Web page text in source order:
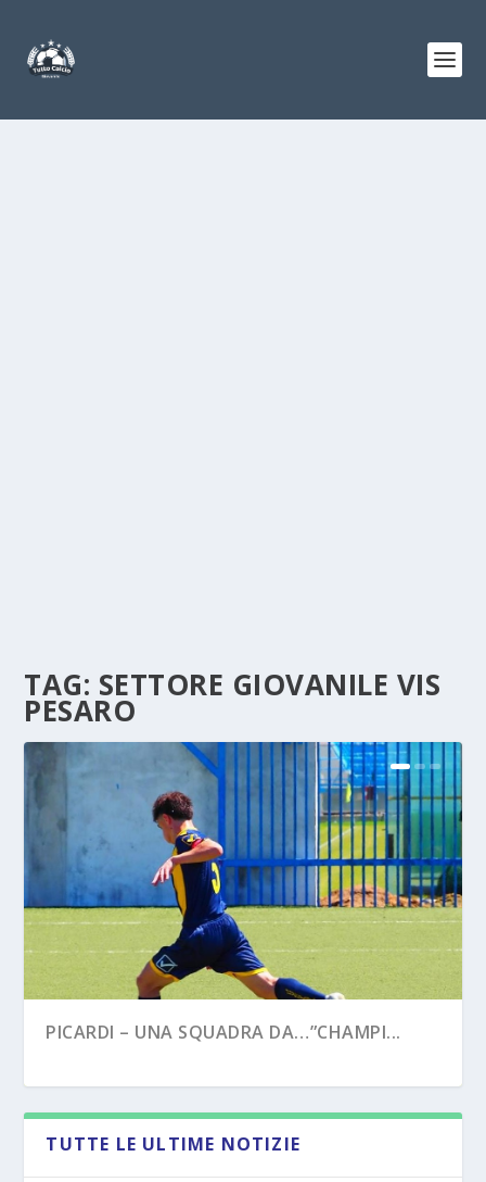
TAG: SETTORE GIOVANILE VIS
PESARO
PICARDI – UNA SQUADRA DA…”CHAMPI...
TUTTE LE ULTIME NOTIZIE